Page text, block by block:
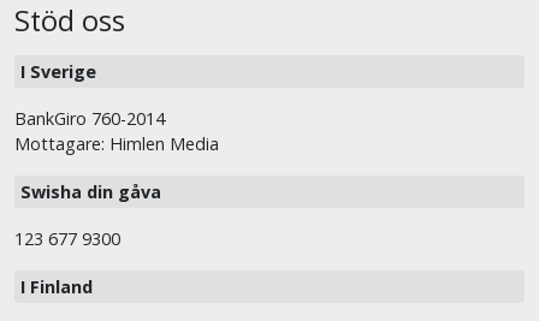
Stöd oss
I Sverige
BankGiro 760-2014
Mottagare: Himlen Media
Swisha din gåva
123 677 9300
I Finland